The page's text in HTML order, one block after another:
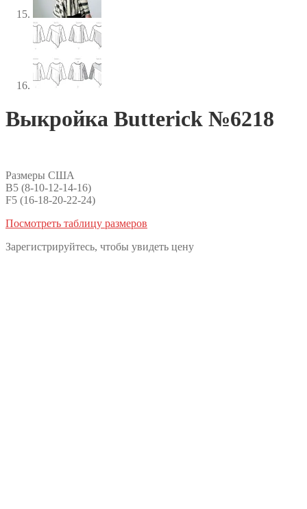
Выкройка Butterick №6218
Размеры США
B5 (8-10-12-14-16)
F5 (16-18-20-22-24)
Посмотреть таблицу размеров
Зарегистрируйтесь, чтобы увидеть цену